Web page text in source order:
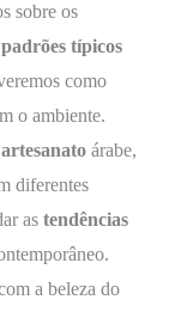
sobre os
padrões típicos
como
o ambiente.
árabe,
diferentes
as tendências
a beleza do